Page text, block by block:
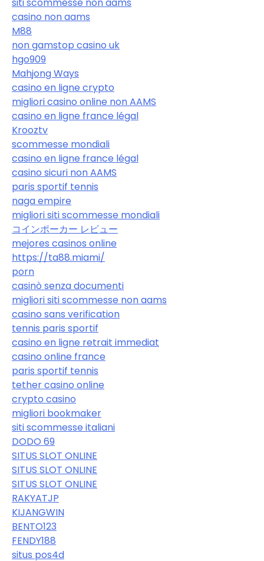
siti scommesse non aams
casino non aams
M88
non gamstop casino uk
hgo909
Mahjong Ways
casino en ligne crypto
migliori casino online non AAMS
casino en ligne france légal
Krooztv
scommesse mondiali
casino en ligne france légal
casino sicuri non AAMS
paris sportif tennis
naga empire
migliori siti scommesse mondiali
コインポーカー レビュー
mejores casinos online
https://ta88.miami/
porn
casinò senza documenti
migliori siti scommesse non aams
casino sans verification
tennis paris sportif
casino en ligne retrait immediat
casino online france
paris sportif tennis
tether casino online
crypto casino
migliori bookmaker
siti scommesse italiani
DODO 69
SITUS SLOT ONLINE
SITUS SLOT ONLINE
SITUS SLOT ONLINE
RAKYATJP
KIJANGWIN
BENTO123
FENDY188
situs pos4d